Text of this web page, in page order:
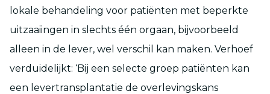
lokale behandeling voor patiënten met beperkte
uitzaaiingen in slechts één orgaan, bijvoorbeeld
alleen in de lever, wel verschil kan maken. Verhoef
verduidelijkt: ‘Bij een selecte groep patiënten kan
een levertransplantatie de overlevingskans